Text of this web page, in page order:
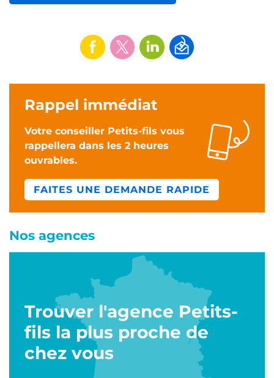
Rappel immédiat
Votre conseiller Petits-fils vous
rappellera dans les 2 heures
ouvrables.
FAITES UNE DEMANDE RAPIDE
Nos agences
Trouver l'agence Petits-
fils la plus proche de
chez vous